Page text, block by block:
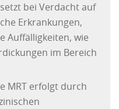
bei Verdacht auf
Erkrankungen,
Auffälligkeiten, wie
im Bereich
MRT erfolgt durch